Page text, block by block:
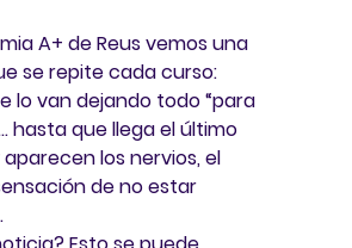
A+ de Reus vemos una
se repite cada curso:
lo van dejando todo “para
hasta que llega el último
los nervios, el
de no estar